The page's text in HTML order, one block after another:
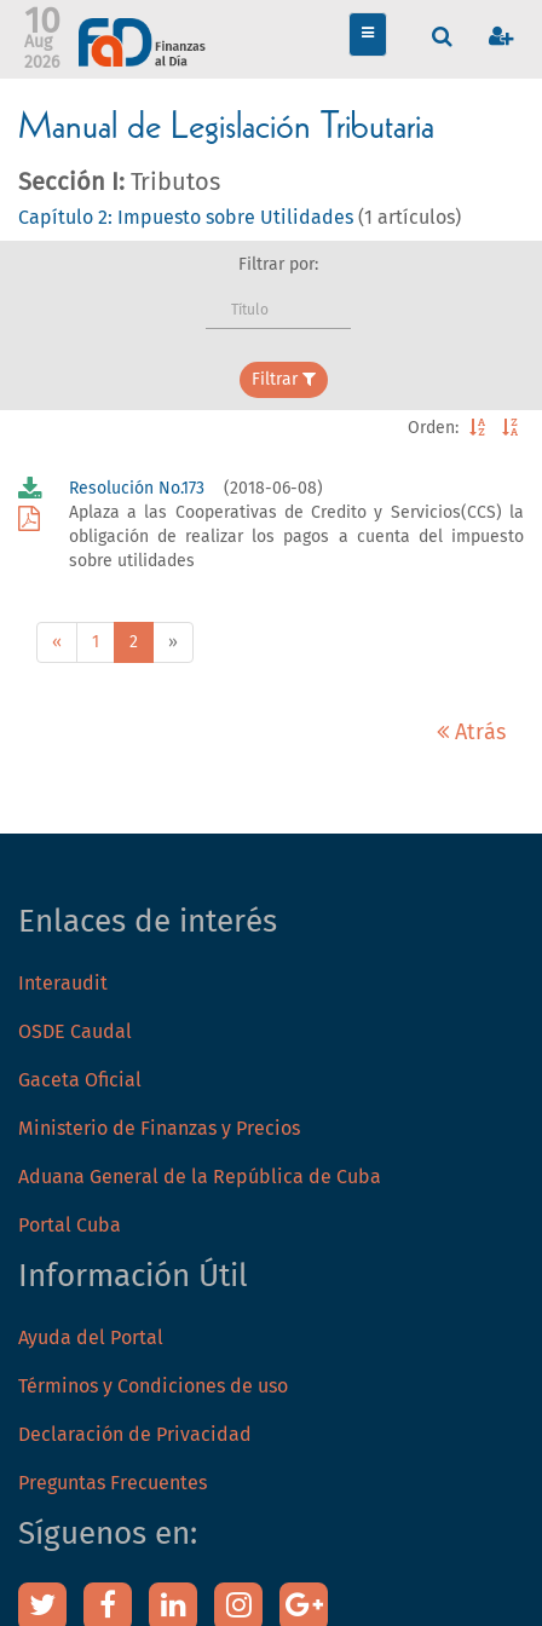
TOGGLE
NAVIGATION
10
Aug
2026
Manual de Legislación Tributaria
Sección I: Tributos
Capítulo 2: Impuesto sobre Utilidades (1 artículos)
Filtrar por:
Título
Filtrar
Orden:
Resolución No.173(2018-06-08)
Aplaza a las Cooperativas de Credito y Servicios(CCS) la
obligación de realizar los pagos a cuenta del impuesto
sobre utilidades
« 1 2 »
Atrás
Enlaces de interés
Interaudit
OSDE Caudal
Gaceta Oficial
Ministerio de Finanzas y Precios
Aduana General de la República de Cuba
Portal Cuba
Información Útil
Ayuda del Portal
Términos y Condiciones de uso
Declaración de Privacidad
Preguntas Frecuentes
Síguenos en: